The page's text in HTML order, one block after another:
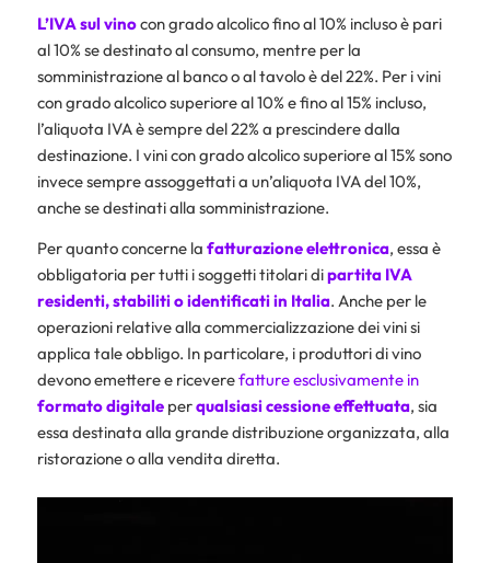
L’IVA sul vinocon grado alcolico fino al 10% incluso è pari
al 10% se destinato al consumo, mentre per la
somministrazione al banco o al tavolo è del 22%. Per i vini
con grado alcolico superiore al 10% e fino al 15% incluso,
l’aliquota IVA è sempre del 22% a prescindere dalla
destinazione. I vini con grado alcolico superiore al 15% sono
invece sempre assoggettati a un’aliquota IVA del 10%,
anche se destinati alla somministrazione.
Per quanto concerne la fatturazione elettronica, essa è
obbligatoria per tutti i soggetti titolari dipartita IVA
residenti, stabiliti o identificati in Italia. Anche per le
operazioni relative alla commercializzazione dei vini si
applica tale obbligo. In particolare, i produttori di vino
devono emettere e riceverefatture esclusivamente in
formato digitaleperqualsiasi cessione effettuata, sia
essa destinata alla grande distribuzione organizzata, alla
ristorazione o alla vendita diretta.